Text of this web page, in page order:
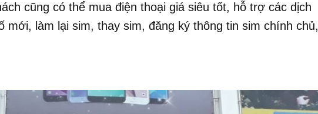
cũng có thể mua điện thoại giá siêu tốt, hỗ trợ các dịch
mới, làm lại sim, thay sim, đăng ký thông tin sim chính chủ,